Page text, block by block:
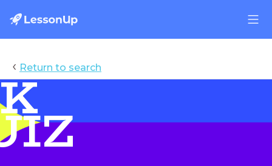
‹ Return to search
WK 2026 Quiz